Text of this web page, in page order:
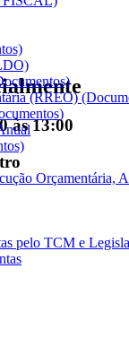
às 13:00
(RREO)
pelo TCM e